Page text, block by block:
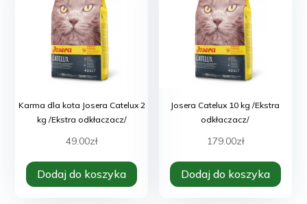
Karma dla kota Josera Catelux 2
kg /Ekstra odkłaczacz/
49.00zł
Dodaj do koszyka
Josera Catelux 10 kg /Ekstra
odkłaczacz/
179.00zł
Dodaj do koszyka